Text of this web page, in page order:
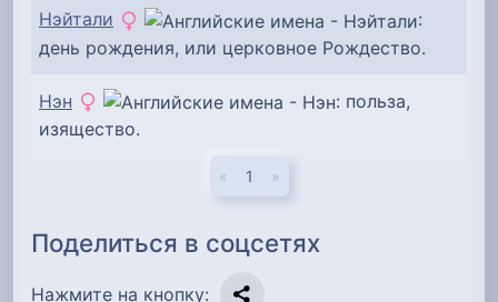
Нэйтали
:
день рождения, или церковное Рождество.
Нэн
: польза,
изящество.
« 1 »
Поделиться в соцсетях
Нажмите на кнопку: